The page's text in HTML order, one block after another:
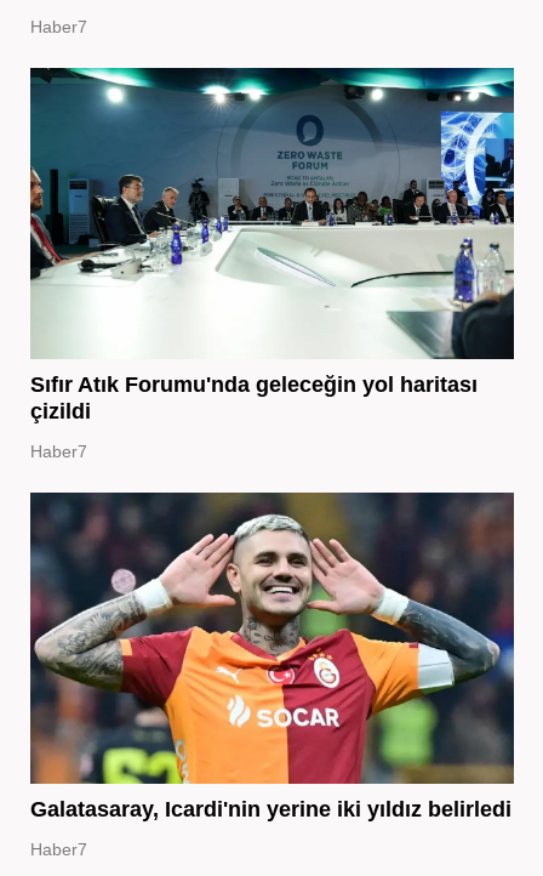
Haber7
Sıfır Atık Forumu'nda geleceğin yol haritası
çizildi
Haber7
Galatasaray, Icardi'nin yerine iki yıldız belirledi
Haber7